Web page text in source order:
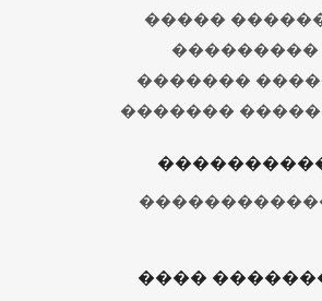
�����
���������
�������
�������
����